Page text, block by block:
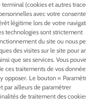
INVESTISSEURS
LAGARDÈRE
(cookies et autres
avec votre
légitime lors de votre
technologies sont strictement
du site ou nous
des visites sur le site pour
que ses services. Vous
ces traitements de vos
opposer. Le bouton «
par ailleurs de paramétrer
de traitement des